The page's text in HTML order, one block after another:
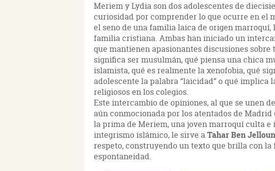
Meriem y Lydia son dos adolescentes de
curiosidad por comprender lo que ocurre en el
el seno de una familia laica de origen
familia cristiana. Ambas han iniciado un
que mantienen apasionantes discusiones sobre
significa ser musulmán, qué piensa una chica
islamista, qué es realmente la xenofobia, qué
adolescente la palabra “laicidad” o qué implica
religiosos en los colegios.
Este intercambio de opiniones, al que se unen
aún conmocionada por los atentados de Madrid
la prima de Meriem, una joven marroquí culta
integrismo islámico, le sirve aTahar Ben Jelloun
respeto, construyendo un texto que brilla con
espontaneidad.